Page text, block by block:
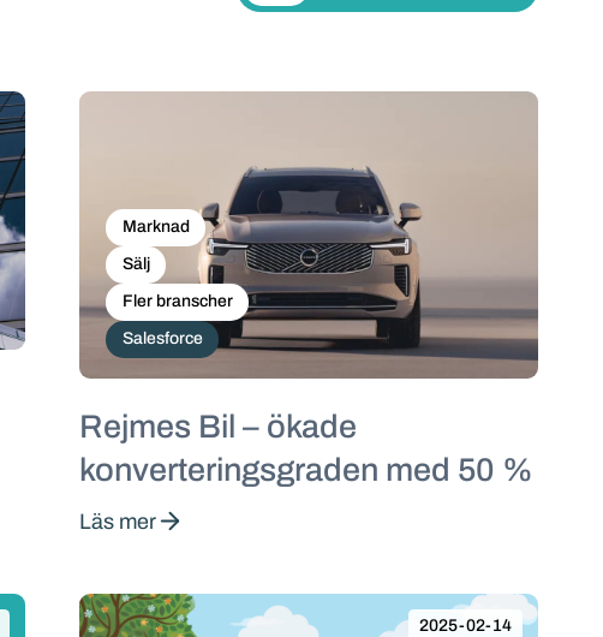
Marknad
Sälj
Fler branscher
Salesforce
Rejmes Bil – ökade
konverteringsgraden med 50 %
Läs mer
2025-02-14